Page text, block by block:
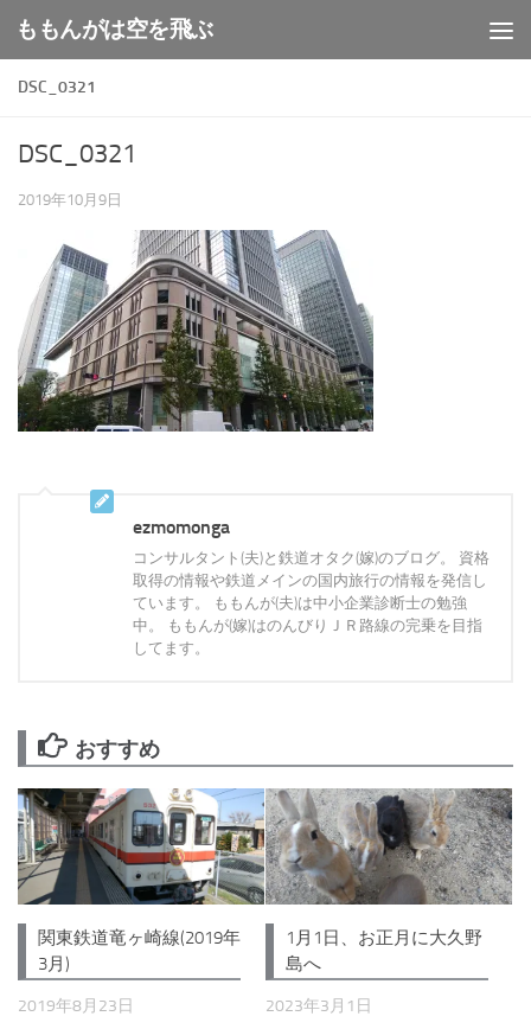
コンテンツへスキップ
ももんがは空を飛ぶ
DSC_0321
DSC_0321
2019年10月9日
ezmomonga
コンサルタント(夫)と鉄道オタク(嫁)のブログ。 資格
取得の情報や鉄道メインの国内旅行の情報を発信し
ています。 ももんが(夫)は中小企業診断士の勉強
中。 ももんが(嫁)はのんびりＪＲ路線の完乗を目指
してます。
おすすめ
関東鉄道竜ヶ崎線(2019年
3月)
2019年8月23日
1月1日、お正月に大久野
島へ
2023年3月1日